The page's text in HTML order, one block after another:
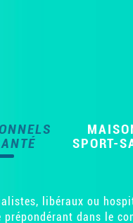
SPORT-
libéraux ou
dans le